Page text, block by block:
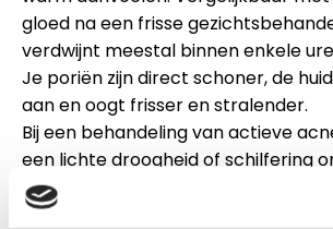
gloed na een frisse
verdwijnt meestal binnen enkele
Je poriën zijn direct schoner, de
aan en oogt frisser en stralender.
Bij een behandeling van actieve
een lichte droogheid of schilfering
een normaal teken van
deze periode een hydraterende